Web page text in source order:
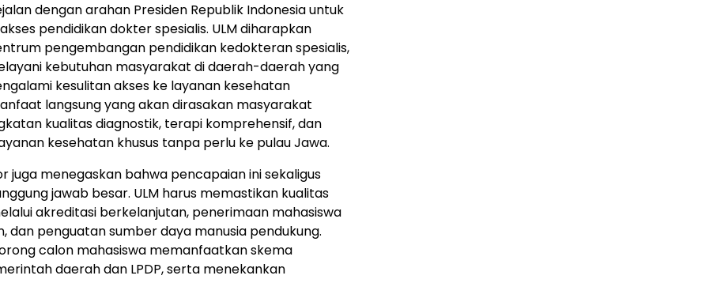
dengan arahan Presiden Republik Indonesia untuk
pendidikan dokter spesialis. ULM diharapkan
pengembangan pendidikan kedokteran spesialis,
kebutuhan masyarakat di daerah-daerah yang
kesulitan akses ke layanan kesehatan
langsung yang akan dirasakan masyarakat
kualitas diagnostik, terapi komprehensif, dan
kesehatan khusus tanpa perlu ke pulau Jawa.
juga menegaskan bahwa pencapaian ini sekaligus
jawab besar. ULM harus memastikan kualitas
akreditasi berkelanjutan, penerimaan mahasiswa
dan penguatan sumber daya manusia pendukung.
calon mahasiswa memanfaatkan skema
daerah dan LPDP, serta menekankan